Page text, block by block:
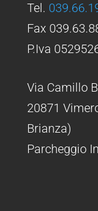
Tel.
Fax
P.Iva
Via Camillo
20871
Brianza)
Parcheggio